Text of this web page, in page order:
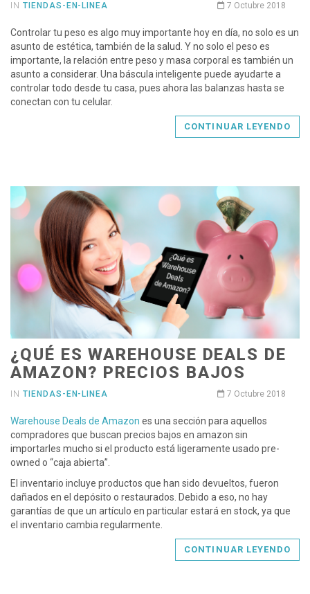
IN TIENDAS-EN-LINEA 7 Octubre 2018
Controlar tu peso es algo muy importante hoy en día, no solo es un
asunto de estética, también de la salud. Y no solo el peso es
importante, la relación entre peso y masa corporal es también un
asunto a considerar. Una báscula inteligente puede ayudarte a
controlar todo desde tu casa, pues ahora las balanzas hasta se
conectan con tu celular.
CONTINUAR LEYENDO
¿QUÉ ES WAREHOUSE DEALS DE
AMAZON? PRECIOS BAJOS
IN TIENDAS-EN-LINEA 7 Octubre 2018
Warehouse Deals de Amazon es una sección para aquellos
compradores que buscan precios bajos en amazon sin
importarles mucho si el producto está ligeramente usado pre-
owned o “caja abierta”.
El inventario incluye productos que han sido devueltos, fueron
dañados en el depósito o restaurados. Debido a eso, no hay
garantías de que un artículo en particular estará en stock, ya que
el inventario cambia regularmente.
CONTINUAR LEYENDO